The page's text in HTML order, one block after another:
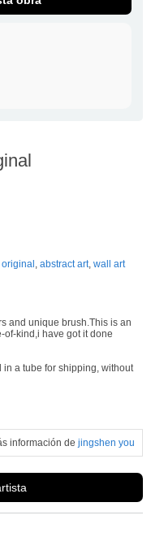
original , abstract art, wall art
and unique brush.This is an
kind,i have got it done
a tube for shipping, without
información de jingshen you